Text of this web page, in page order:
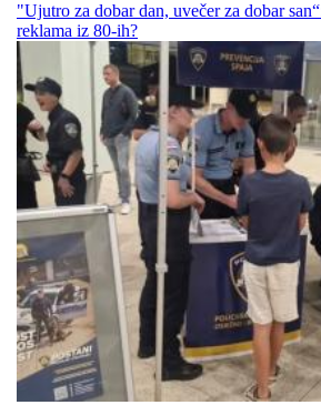
"Ujutro za dobar dan, uvečer za dobar
reklama iz 80-ih?